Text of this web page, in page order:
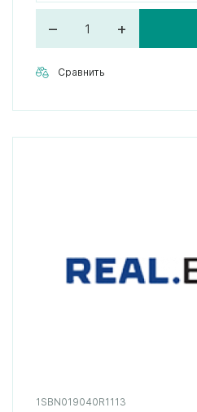
– +
Сравнить
1SBN019040R1113